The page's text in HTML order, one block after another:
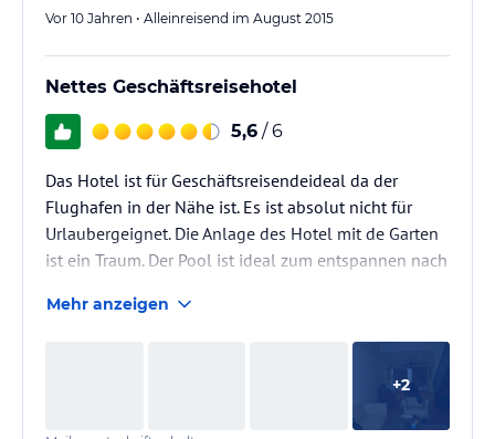
Vor 10 Jahren • Alleinreisend im August 2015
Nettes Geschäftsreisehotel
5,6 / 6
Das Hotel ist für Geschäftsreisendeideal da der
Flughafen in der Nähe ist. Es ist absolut nicht für
Urlaubergeignet. Die Anlage des Hotel mit de Garten
ist ein Traum. Der Pool ist ideal zum entspannen nach
gibt zwei Restaurants, die Auswahl ist riesig. Der
Qualität ausgezeichnet. Leider ist das Hotel trotz
Mehr anzeigen
+2